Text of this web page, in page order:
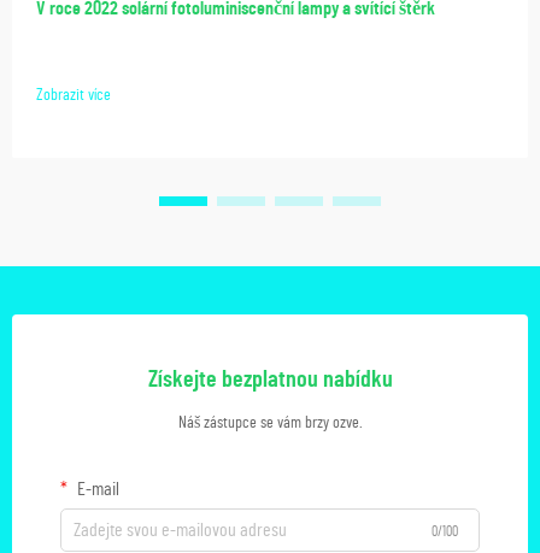
V roce 2022 solární fotoluminiscenční lampy a svítící štěrk
Zobrazit více
Získejte bezplatnou nabídku
Náš zástupce se vám brzy ozve.
E-mail
0/100